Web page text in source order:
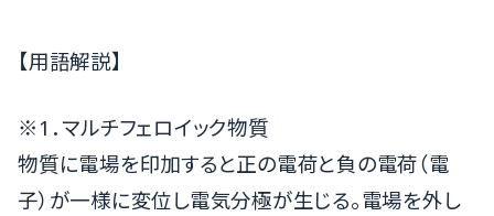
【用語解説】
※1．マルチフェロイック物質
物質に電場を印加すると正の電荷と負の電荷（電
子）が一様に変位し電気分極が生じる。電場を外し